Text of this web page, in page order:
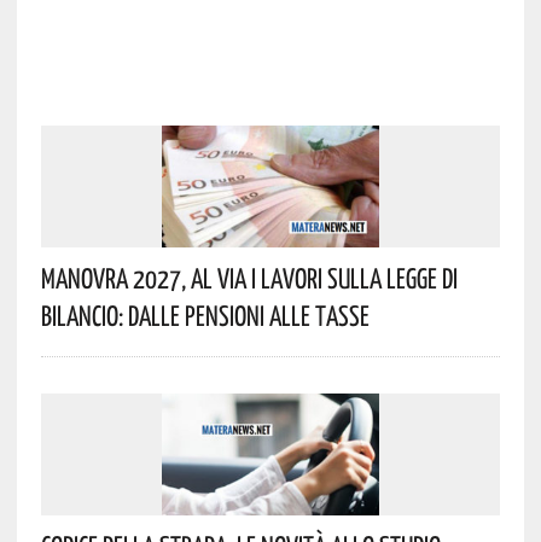
Manovra 2027, Al Via I Lavori Sulla Legge Di
Bilancio: Dalle Pensioni Alle Tasse